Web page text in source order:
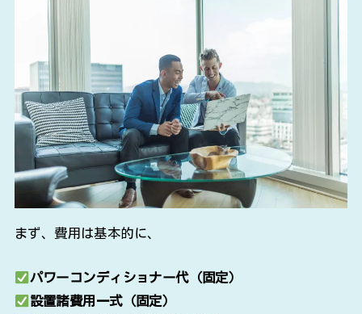
まず、費用は基本的に、
パワーコンディショナー代（固定）
設置諸費用一式（固定）